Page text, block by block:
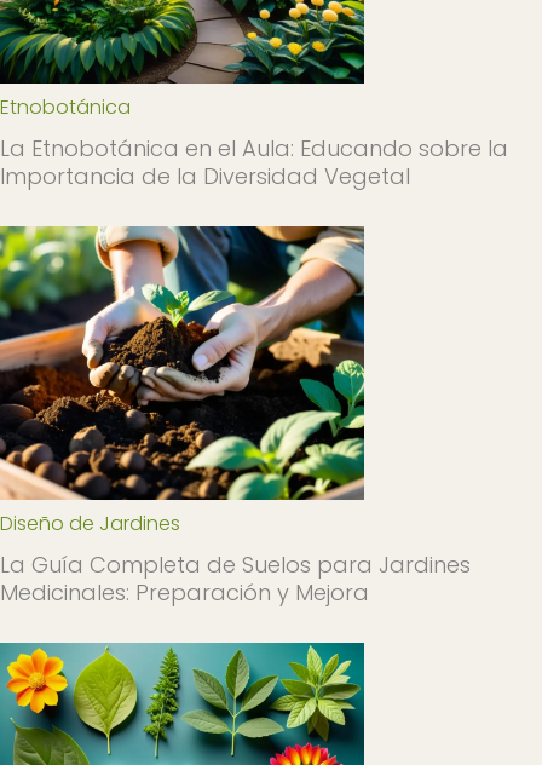
Etnobotánica
La Etnobotánica en el Aula: Educando sobre la
Importancia de la Diversidad Vegetal
Diseño de Jardines
La Guía Completa de Suelos para Jardines
Medicinales: Preparación y Mejora